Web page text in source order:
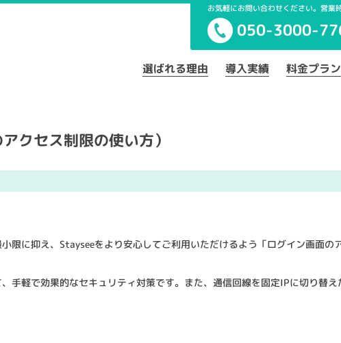
お気軽にお問い合わせください。営
050-3000-
選ばれる理由 導入実績 料金プラン
クセス制限の使い方）
限に抑え、Stayseeをより安心してご利用いただけるよう「ログイン画面の
手軽で効果的なセキュリティ対策です。また、通信回線を固定IPに切り替